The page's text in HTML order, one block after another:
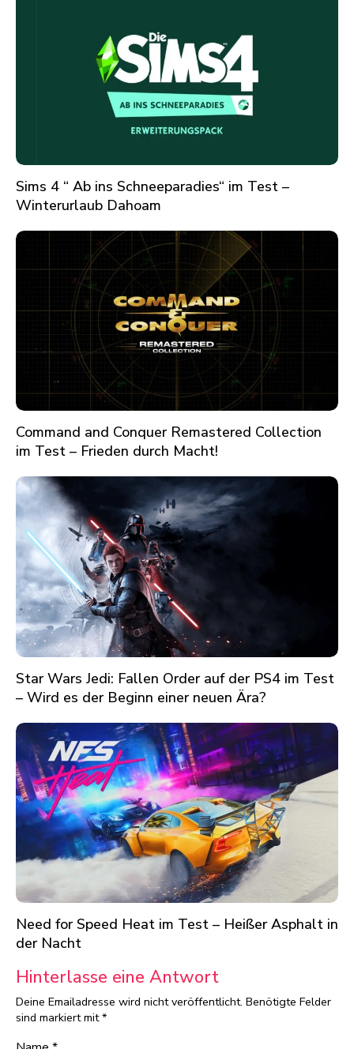
Sims 4 “ Ab ins Schneeparadies“ im Test –
Winterurlaub Dahoam
Command and Conquer Remastered Collection
im Test – Frieden durch Macht!
Star Wars Jedi: Fallen Order auf der PS4 im Test
– Wird es der Beginn einer neuen Ära?
Need for Speed Heat im Test – Heißer Asphalt in
der Nacht
Hinterlasse eine Antwort
Deine Emailadresse wird nicht veröffentlicht. Benötigte Felder
sind markiert mit*